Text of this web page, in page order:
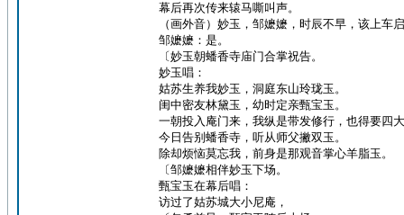
幕后再次传来辕马嘶叫声。
（画外音）妙玉，邹嬷嬷，时辰不早，该上车
邹嬷嬷：是。
〔妙玉朝蟠香寺庙门合掌祝告。
妙玉唱：
姑苏生养我妙玉，洞庭东山玲珑玉。
闺中密友林黛玉，幼时定亲甄宝玉。
一朝投入庵门来，我纵是带发修行，也得要四
今日告别蟠香寺，听从师父撇双玉。
除却烦恼莫忘我，前身是那观音掌心羊脂玉。
〔邹嬷嬷相伴妙玉下场。
甄宝玉在幕后唱：
访过了姑苏城大小尼庵，